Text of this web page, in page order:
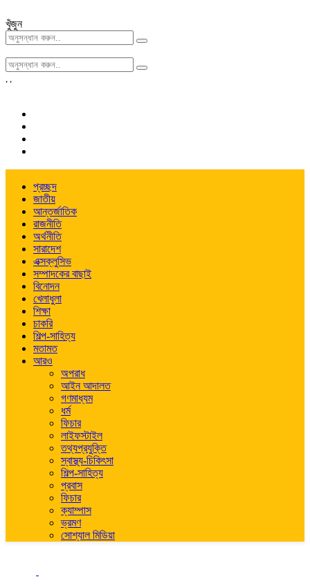
খুঁজুন
, ,
প্রচ্ছদ
জাতীয়
আন্তর্জাতিক
রাজনীতি
অর্থনীতি
সারাদেশ
এক্সক্লুসিভ
সম্পাদকের বাছাই
বিনোদন
খেলাধুলা
শিক্ষা
চাকরি
শিল্প-সাহিত্য
মতামত
আরও
অপরাধ
আইন আদালত
গণমাধ্যম
ধর্ম
ফিচার
লাইফস্টাইল
তথ্যপ্রযুক্তি
স্বাস্থ্য-চিকিৎসা
শিল্প-সাহিত্য
প্রবাস
ফিচার
ক্যাম্পাস
ভ্রমণ
সোশ্যাল মিডিয়া